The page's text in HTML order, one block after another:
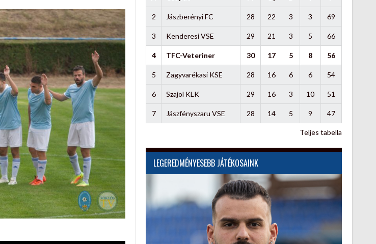
2 Jászberényi FC 28 22 3 3 69
3 Kenderesi VSE 29 21 3 5 66
4 TFC-Veteriner 30 17 5 8 56
5 Zagyvarékasi KSE 28 16 6 6 54
6 Szajol KLK 29 16 3 10 51
7 Jászfényszaru VSE 28 14 5 9 47
Teljes tabella
LEGEREDMÉNYESEBB JÁTÉKOSAINK